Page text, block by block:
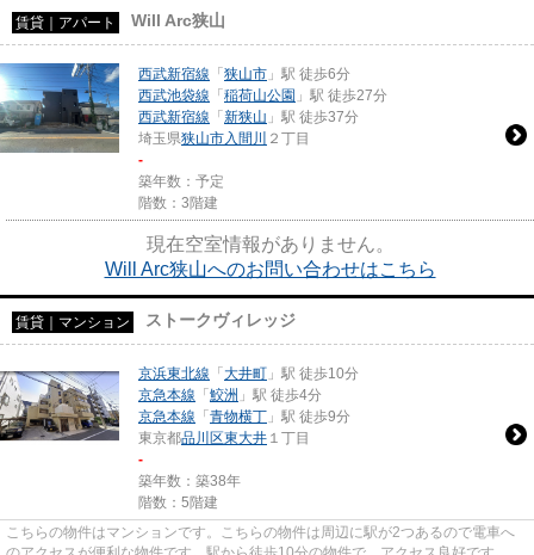
賃貸｜アパート Will Arc狭山
西武新宿線 「 狭山市 」駅 徒歩6分
西武池袋線 「 稲荷山公園 」駅 徒歩27分
西武新宿線 「 新狭山 」駅 徒歩37分
埼玉県狭山市入間川 ２丁目
-
築年数：予定
階数：3階建
現在空室情報がありません。
Will Arc狭山へのお問い合わせはこちら
賃貸｜マンション ストークヴィレッジ
京浜東北線 「 大井町 」駅 徒歩10分
京急本線 「 鮫洲 」駅 徒歩4分
京急本線 「 青物横丁 」駅 徒歩9分
東京都品川区東大井 １丁目
-
築年数：築38年
階数：5階建
こちらの物件はマンションです。こちらの物件は周辺に駅が2つあるので電車へ